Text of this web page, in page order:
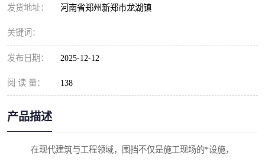
发货地址： 河南省郑州新郑市龙湖镇
关键词：
发布日期： 2025-12-12
阅 读 量： 138
产品描述
在现代建筑与工程领域，围挡不仅是施工现场的*设施，